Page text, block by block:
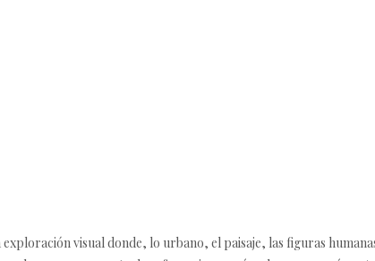
exploración visual donde, lo urbano, el paisaje, las figuras